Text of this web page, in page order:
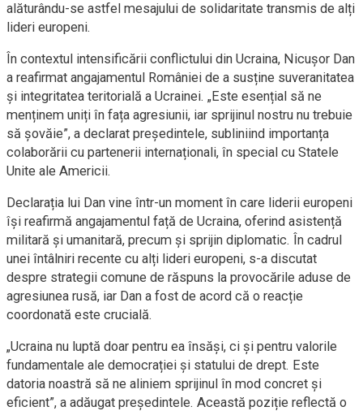
alăturându-se astfel mesajului de solidaritate transmis de alți
lideri europeni.
În contextul intensificării conflictului din Ucraina, Nicușor Dan
a reafirmat angajamentul României de a susține suveranitatea
și integritatea teritorială a Ucrainei. „Este esențial să ne
menținem uniți în fața agresiunii, iar sprijinul nostru nu trebuie
să șovăie”, a declarat președintele, subliniind importanța
colaborării cu partenerii internaționali, în special cu Statele
Unite ale Americii.
Declarația lui Dan vine într-un moment în care liderii europeni
își reafirmă angajamentul față de Ucraina, oferind asistență
militară și umanitară, precum și sprijin diplomatic. În cadrul
unei întâlniri recente cu alți lideri europeni, s-a discutat
despre strategii comune de răspuns la provocările aduse de
agresiunea rusă, iar Dan a fost de acord că o reacție
coordonată este crucială.
„Ucraina nu luptă doar pentru ea însăși, ci și pentru valorile
fundamentale ale democrației și statului de drept. Este
datoria noastră să ne aliniem sprijinul în mod concret și
eficient”, a adăugat președintele. Această poziție reflectă o